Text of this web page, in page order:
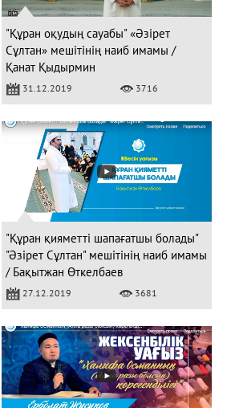
"Құран оқудың сауабы" «Әзірет
Сұлтан» мешітінің наиб имамы /
Қанат Қыдырмин
31.12.2019 3716
"Құран қияметті шапағатшы болады"
"Әзірет Сұлтан" мешітінің наиб имамы
/ Бақытжан Өткелбаев
27.12.2019 3681